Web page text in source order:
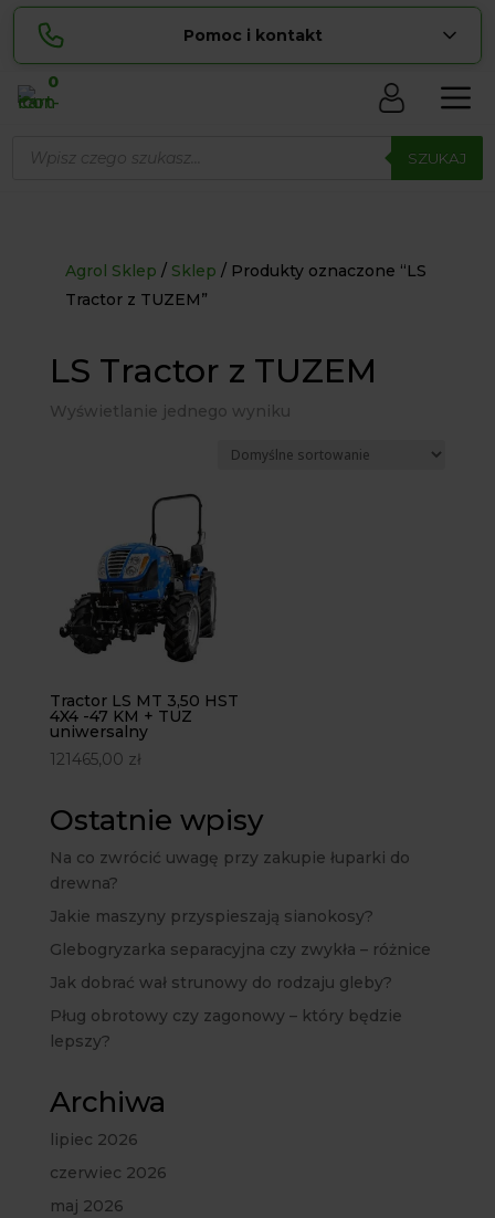
Pomoc i kontakt
Sylwia
pokaż numer
zamowienia@ ...
biuro@ ...
Biuro obsługi klienta czynne Pn-Sb: 8:00 – 20:00
0
produktów SZUKAJ
Agrol Sklep Sklep
Produkty oznaczone “LS
Tractor z TUZEM”
LS Tractor z TUZEM
Wyświetlanie jednego wyniku
Tractor LS MT 3,50 HST
4X4 -47 KM + TUZ
uniwersalny
121465,00 zł
Ostatnie wpisy
Na co zwrócić uwagę przy zakupie łuparki do
drewna?
Jakie maszyny przyspieszają sianokosy?
Glebogryzarka separacyjna czy zwykła – różnice
Jak dobrać wał strunowy do rodzaju gleby?
Pług obrotowy czy zagonowy – który będzie
lepszy?
Archiwa
lipiec 2026
czerwiec 2026
maj 2026